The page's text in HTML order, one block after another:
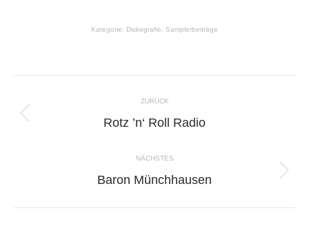
Kategorie: Diskografie Samplerbeiträge
ZURÜCK
Vorheriger
Rotz ’n‘ Roll Radio
NÄCHSTES
Nächster
Baron Münchhausen